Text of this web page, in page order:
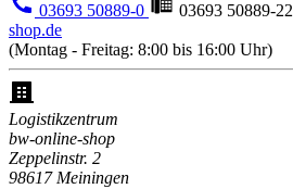
03693 50889-0 03693 50889-22
shop.de
(Montag - Freitag: 8:00 bis 16:00 Uhr)
Logistikzentrum
bw-online-shop
Zeppelinstr. 2
98617 Meiningen